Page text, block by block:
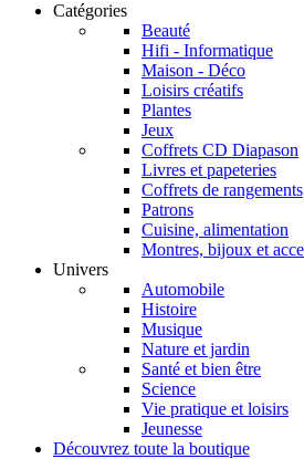
Catégories
Beauté
Hifi - Informatique
Maison - Déco
Loisirs créatifs
Plantes
Jeux
Coffrets CD Diapason
Livres et papeteries
Coffrets de rangements
Patrons
Cuisine, alimentation
Montres, bijoux et
Univers
Automobile
Histoire
Musique
Nature et jardin
Santé et bien être
Science
Vie pratique et loisirs
Jeunesse
Découvrez toute la boutique